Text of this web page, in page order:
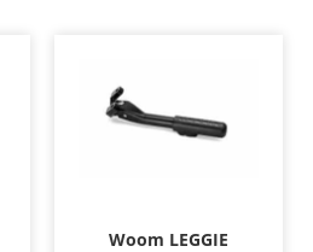
Woom LEGGIE